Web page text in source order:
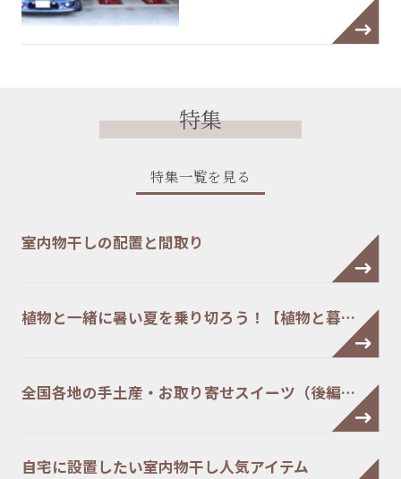
特集
特集一覧を見る
室内物干しの配置と間取り
植物と一緒に暑い夏を乗り切ろう！【植物と暮…
全国各地の手土産・お取り寄せスイーツ（後編…
自宅に設置したい室内物干し人気アイテム